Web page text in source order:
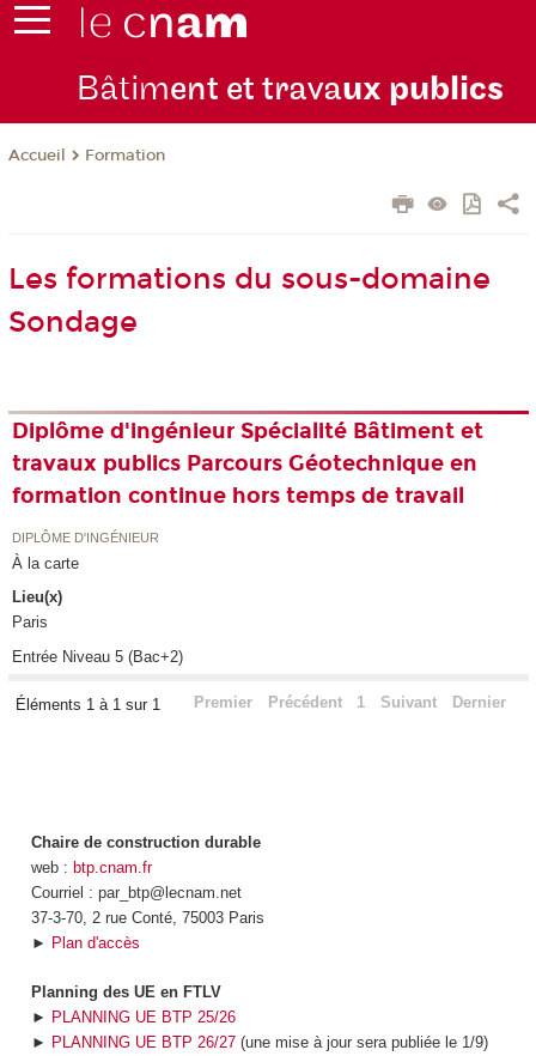
Bâtiment et travaux publics
Accueil Formation
Les formations du sous-domaine
Sondage
Diplôme d'ingénieur Spécialité Bâtiment et
travaux publics Parcours Géotechnique en
formation continue hors temps de travail
DIPLÔME D'INGÉNIEUR
À la carte
Lieu(x)
Paris
Entrée Niveau 5 (Bac+2)
Éléments 1 à 1 sur 1 Premier Précédent 1 Suivant Dernier
Chaire de construction durable
web : btp.cnam.fr
Courriel : par_btp@lecnam.net
37-3-70, 2 rue Conté, 75003 Paris
► Plan d'accès
Planning des UE en FTLV
► PLANNING UE BTP 25/26
► PLANNING UE BTP 26/27(une mise à jour sera publiée le 1/9)